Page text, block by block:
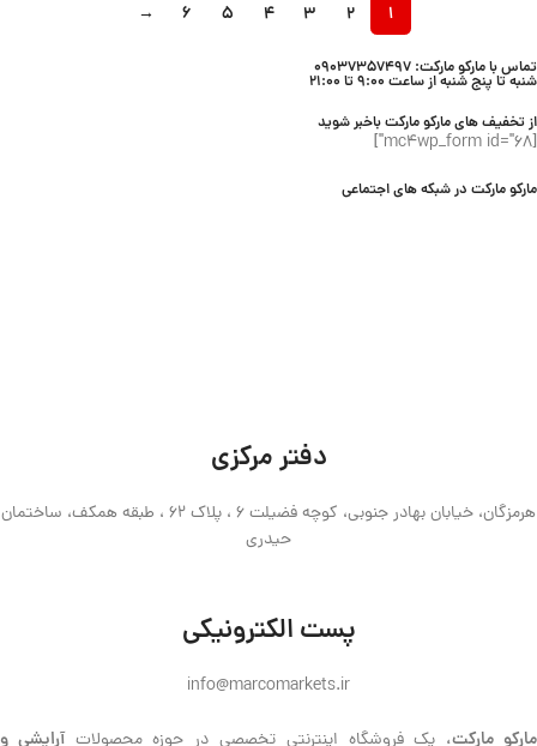
1
2
3
4
5
6
→
تماس با مارکو مارکت: 09037357497
شنبه تا پنج شنبه از ساعت 9:00 تا 21:00
از تخفیف های مارکو مارکت باخبر شوید
[mc4wp_form id="68"]
مارکو مارکت در شبکه های اجتماعی
دفتر مرکزی
هرمزگان، خیابان بهادر جنوبی، کوچه فضیلت 6 ، پلاک 62 ، طبقه همکف، ساختمان
حیدری
پست الکترونیکی
info@marcomarkets.ir
مارکو مارکت،
آرایشی و